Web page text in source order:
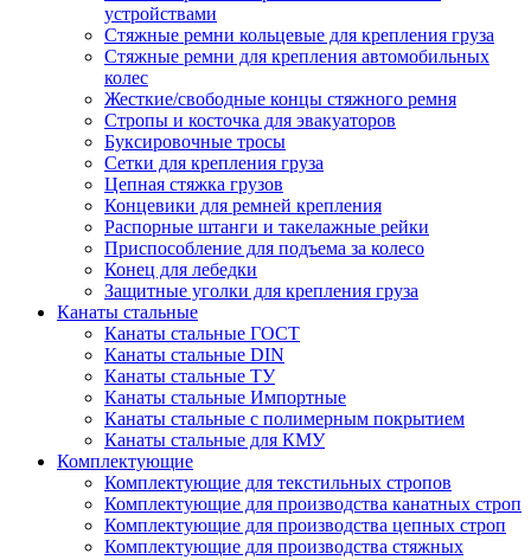
устройствами
Стяжные ремни кольцевые для крепления груза
Стяжные ремни для крепления автомобильных
колес
Жесткие/свободные концы стяжного ремня
Стропы и косточка для эвакуаторов
Буксировочные тросы
Сетки для крепления груза
Цепная стяжка грузов
Концевики для ремней крепления
Распорные штанги и такелажные рейки
Приспособление для подъема за колесо
Конец для лебедки
Защитные уголки для крепления груза
Канаты стальные
Канаты стальные ГОСТ
Канаты стальные DIN
Канаты стальные ТУ
Канаты стальные Импортные
Канаты стальные с полимерным покрытием
Канаты стальные для КМУ
Комплектующие
Комплектующие для текстильных стропов
Комплектующие для производства канатных строп
Комплектующие для производства цепных строп
Комплектующие для производства стяжных